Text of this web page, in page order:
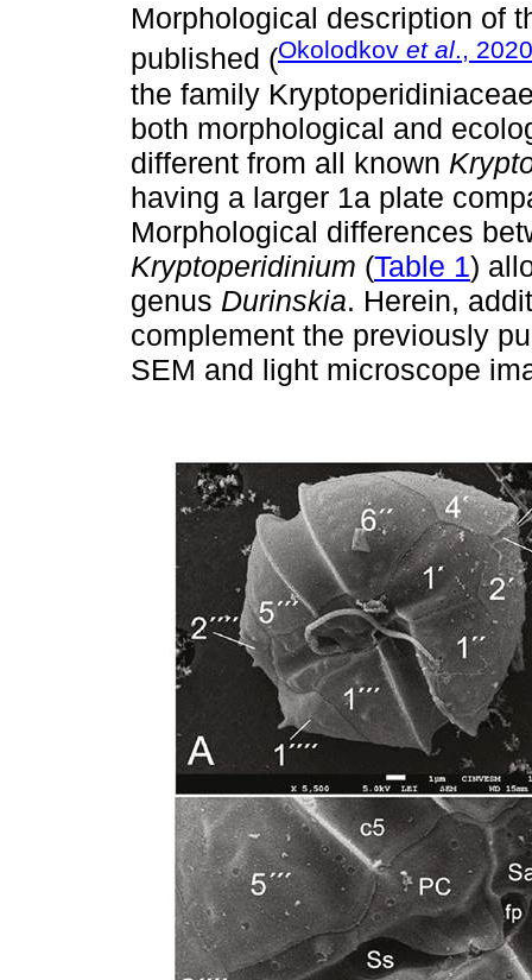
Morphological description of
published (Okolodkov et al., 2020
the family
both morphological and
different from all known
having a larger 1a plate
Morphological differences
Kryptoperidinium (Table 1)
genus Durinskia. Herein,
complement the previously
SEM and light microscope